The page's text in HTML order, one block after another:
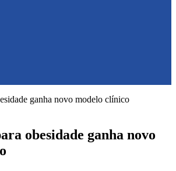
obesidade ganha novo